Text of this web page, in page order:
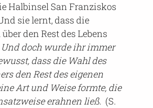
Halbinsel San Franziskos
sie lernt, dass die
den Rest des Lebens
Und doch wurde ihr immer
dass die Wahl des
den Rest des eigenen
Art und Weise formte, die
erahnen ließ. (S.